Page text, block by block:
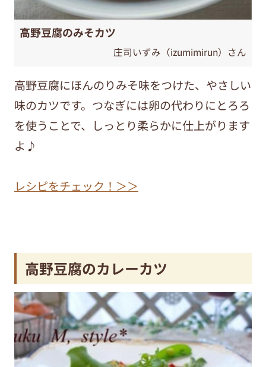
高野豆腐のみそカツ
庄司いずみ（izumimirun）さん
高野豆腐にほんのりみそ味をつけた、やさしい
味のカツです。つなぎには卵の代わりにとろろ
を使うことで、しっとり柔らかに仕上がります
よ♪
レシピをチェック！＞＞
高野豆腐のカレーカツ